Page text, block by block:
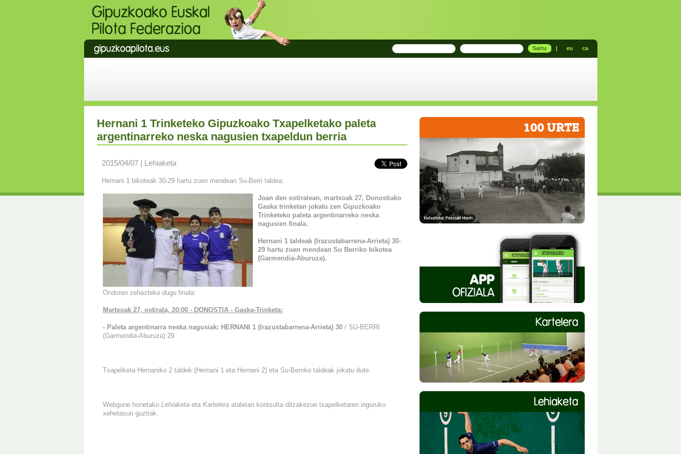
Sartu | eu ca
Hernani 1 Trinketeko Gipuzkoako Txapelketako paleta
argentinarreko neska nagusien txapeldun berria
2015/04/07 | Lehiaketa
Hernani 1 bikoteak 30-29 hartu zuen mendean Su-Berri taldea.
Joan den ostiralean, martxoak 27, Donostiako
Gaska trinketan jokatu zen Gipuzkoako
Trinketeko paleta argentinarreko neska
nagusien finala.
Hernani 1 taldeak (Irazustabarrena-Arrieta) 30-
29 hartu zuen mendean Su Berriko bikotea
(Garmendia-Aburuza).
Ondoren zehazteko dugu finala:
Martxoak 27, ostirala, 20:00 - DONOSTIA - Gaska-Trinketa:
- Paleta argentinarra neska nagusiak: HERNANI 1 (Irazustabarrena-Arrieta) 30/ SU-BERRI
(Garmendia-Aburuza) 29
Txapelketa Hernaniko 2 taldek (Hernani 1 eta Hernani 2) eta Su-Berriko taldeak jokatu dute.
Webgune honetako Lehiaketaeta Kartelera ataletan kontsulta ditzakezue txapelketaren inguruko
xehetasun guztiak.